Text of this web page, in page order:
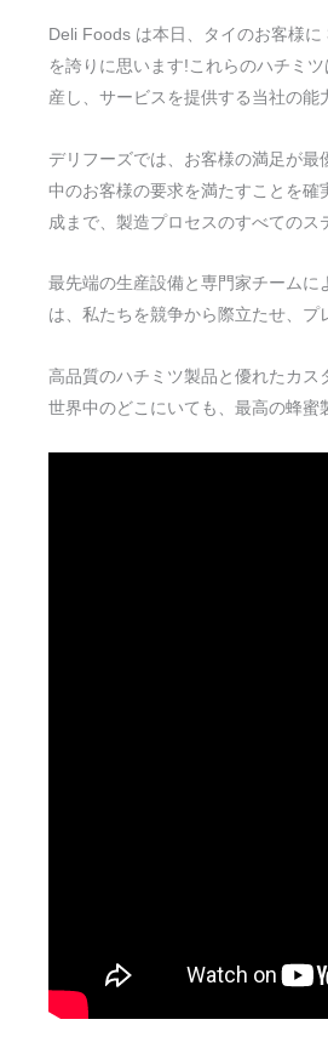
Deli Foods は本日、タイのお客様
を誇りに思います!これらのハチミ
産し、サービスを提供する当社の能
デリフーズでは、お客様の満足が
中のお客様の要求を満たすことを
成まで、製造プロセスのすべての
最先端の生産設備と専門家チームに
は、私たちを競争から際立たせ、プ
高品質のハチミツ製品と優れたカ
世界中のどこにいても、最高の蜂蜜